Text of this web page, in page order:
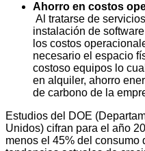
Ahorro en costos
Al tratarse de
instalación de
los costos
necesario el espacio
costoso equipos lo
en alquiler, ahorro
de carbono de la
Estudios del DOE
Unidos) cifran para el año
menos el 45% del consumo